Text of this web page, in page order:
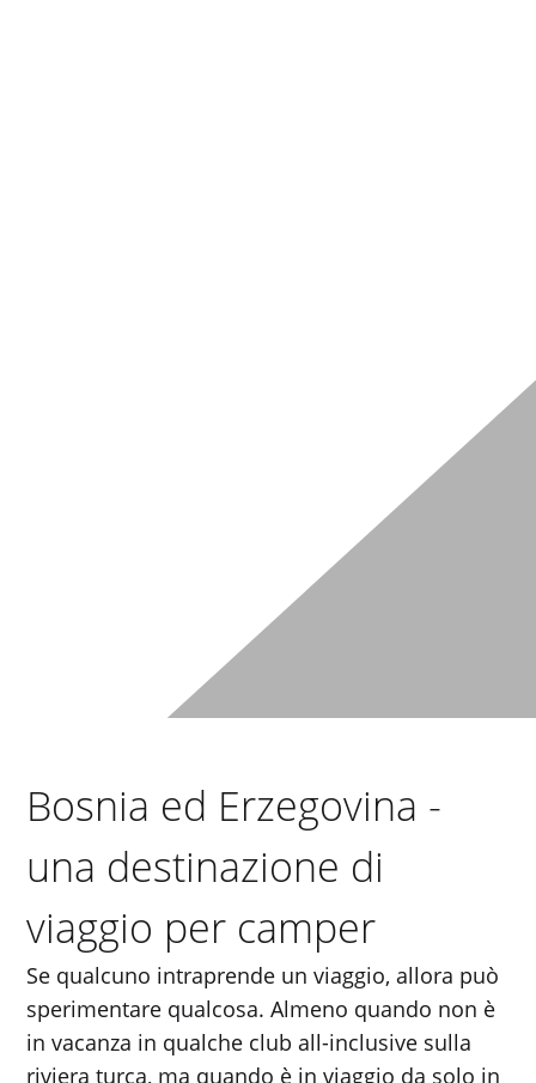
Bosnia ed Erzegovina -
una destinazione di
viaggio per camper
Se qualcuno intraprende un viaggio, allora può
sperimentare qualcosa. Almeno quando non è
in vacanza in qualche club all-inclusive sulla
riviera turca, ma quando è in viaggio da solo in